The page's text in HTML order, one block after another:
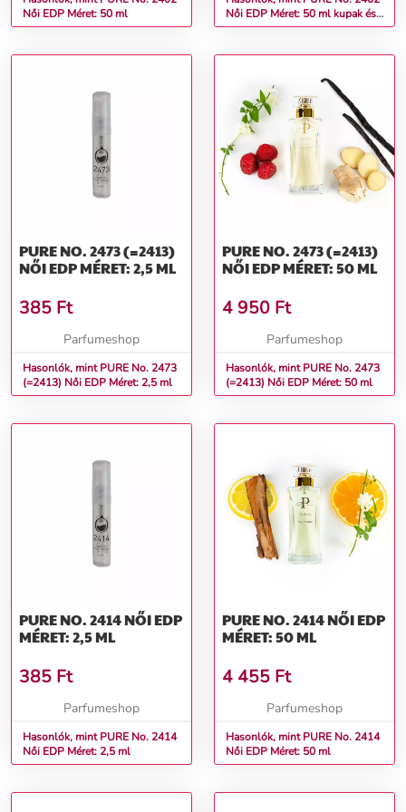
Női EDP Méret: 50 ml
Női EDP Méret: 50 ml kupak és
doboz nélkül
PURE NO. 2473 (=2413)
NŐI EDP MÉRET: 2,5 ML
385 Ft
Parfumeshop
Hasonlók, mint PURE No. 2473
(=2413) Női EDP Méret: 2,5 ml
PURE NO. 2473 (=2413)
NŐI EDP MÉRET: 50 ML
4 950 Ft
Parfumeshop
Hasonlók, mint PURE No. 2473
(=2413) Női EDP Méret: 50 ml
PURE NO. 2414 NŐI EDP
MÉRET: 2,5 ML
385 Ft
Parfumeshop
Hasonlók, mint PURE No. 2414
Női EDP Méret: 2,5 ml
PURE NO. 2414 NŐI EDP
MÉRET: 50 ML
4 455 Ft
Parfumeshop
Hasonlók, mint PURE No. 2414
Női EDP Méret: 50 ml